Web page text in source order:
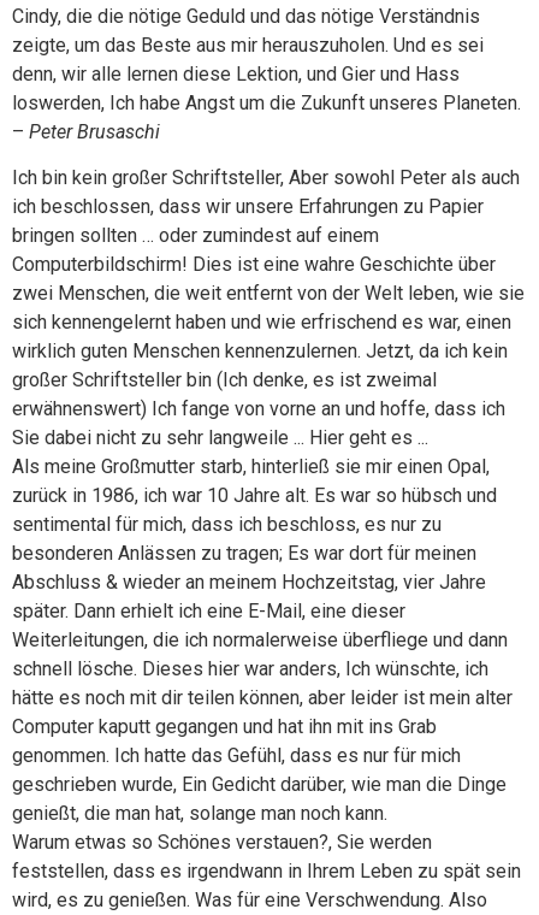
Cindy, die die nötige Geduld und das nötige Verständnis
zeigte, um das Beste aus mir herauszuholen. Und es sei
denn, wir alle lernen diese Lektion, und Gier und Hass
loswerden, Ich habe Angst um die Zukunft unseres Planeten.
– Peter Brusaschi
Ich bin kein großer Schriftsteller, Aber sowohl Peter als auch
ich beschlossen, dass wir unsere Erfahrungen zu Papier
bringen sollten … oder zumindest auf einem
Computerbildschirm! Dies ist eine wahre Geschichte über
zwei Menschen, die weit entfernt von der Welt leben, wie sie
sich kennengelernt haben und wie erfrischend es war, einen
wirklich guten Menschen kennenzulernen. Jetzt, da ich kein
großer Schriftsteller bin (Ich denke, es ist zweimal
erwähnenswert) Ich fange von vorne an und hoffe, dass ich
Sie dabei nicht zu sehr langweile ... Hier geht es ...
Als meine Großmutter starb, hinterließ sie mir einen Opal,
zurück in 1986, ich war 10 Jahre alt. Es war so hübsch und
sentimental für mich, dass ich beschloss, es nur zu
besonderen Anlässen zu tragen; Es war dort für meinen
Abschluss & wieder an meinem Hochzeitstag, vier Jahre
später. Dann erhielt ich eine E-Mail, eine dieser
Weiterleitungen, die ich normalerweise überfliege und dann
schnell lösche. Dieses hier war anders, Ich wünschte, ich
hätte es noch mit dir teilen können, aber leider ist mein alter
Computer kaputt gegangen und hat ihn mit ins Grab
genommen. Ich hatte das Gefühl, dass es nur für mich
geschrieben wurde, Ein Gedicht darüber, wie man die Dinge
genießt, die man hat, solange man noch kann.
Warum etwas so Schönes verstauen?, Sie werden
feststellen, dass es irgendwann in Ihrem Leben zu spät sein
wird, es zu genießen. Was für eine Verschwendung. Also